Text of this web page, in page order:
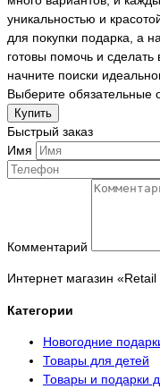
уникальностью и
для покупки подарка, а
готовы помочь и
начните поиски
Выберите обязательные
Купить
Быстрый заказ
Имя
Комментарий
Интернет магазин
Категории
Новогодние
Товары для детей
Товары и подарки